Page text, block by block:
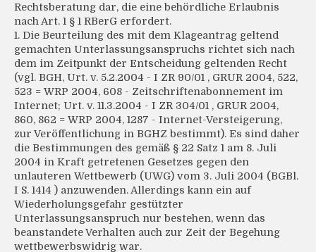
Rechtsberatung dar, die eine behördliche Erlaubnis
nach Art. 1 § 1 RBerG erfordert.
1. Die Beurteilung des mit dem Klageantrag geltend
gemachten Unterlassungsanspruchs richtet sich nach
dem im Zeitpunkt der Entscheidung geltenden Recht
(vgl. BGH, Urt. v. 5.2.2004 - I ZR 90/01 , GRUR 2004, 522,
523 = WRP 2004, 608 - Zeitschriftenabonnement im
Internet; Urt. v. 11.3.2004 - I ZR 304/01 , GRUR 2004,
860, 862 = WRP 2004, 1287 - Internet-Versteigerung,
zur Veröffentlichung in BGHZ bestimmt). Es sind daher
die Bestimmungen des gemäß § 22 Satz 1 am 8. Juli
2004 in Kraft getretenen Gesetzes gegen den
unlauteren Wettbewerb (UWG) vom 3. Juli 2004 (BGBl.
I S. 1414 ) anzuwenden. Allerdings kann ein auf
Wiederholungsgefahr gestützter
Unterlassungsanspruch nur bestehen, wenn das
beanstandete Verhalten auch zur Zeit der Begehung
wettbewerbswidrig war.